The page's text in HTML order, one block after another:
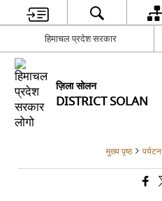
हिमाचल प्रदेश सरकार
ज़िला सोलन
DISTRICT SOLAN
मुख्य पृष्ठ पर्यटन